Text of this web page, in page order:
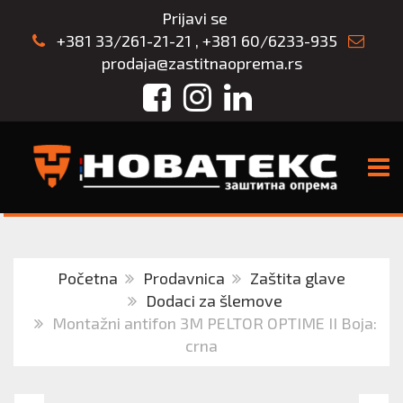
Prijavi se
+381 33/261-21-21 , +381 60/6233-935
prodaja@zastitnaoprema.rs
FacebookInstagram
LinkedIn
Početna Prodavnica
Zaštita glave
Dodaci za šlemove
Montažni antifon 3M PELTOR OPTIME II Boja:
crna